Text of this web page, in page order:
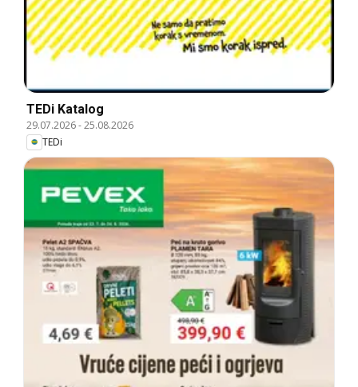
TEDi Katalog
29.07.2026-25.08.2026
TEDi